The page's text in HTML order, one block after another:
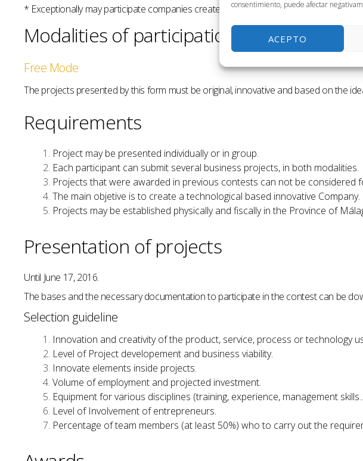
consentimiento, puede afectar
ACEPTO
* Exceptionally may participate companies created in the current year if they meet
Modalities of participation
Free Mode
The projects presented by this form must be original, innovative and based on the
Requirements
Project may be presented individually or in group.
Each participant can submit several business projects, in both modalities.
Projects that were awarded in previous contests can not be considered
The main objetive is to create a technological based innovative Company.
Projects may be established physically and fiscally in the Province of
Presentation of projects
Until June 17, 2016.
The bases and the necessary documentation to participate in the contest can be
Selection guideline
Innovation and creativity of the product, service, process or technology
Level of Project developement and business viability.
Innovate elements inside projects.
Volume of employment and projected investment.
Equipment for various disciplines (training, experience, management
Level of Involvement of entrepreneurs.
Percentage of team members (at least 50%) who to carry out the